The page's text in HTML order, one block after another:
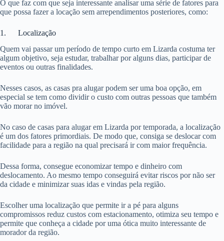
O que faz com que seja interessante analisar uma série de fatores para
que possa fazer a locação sem arrependimentos posteriores, como:
1. Localização
Quem vai passar um período de tempo curto em Lizarda costuma ter
algum objetivo, seja estudar, trabalhar por alguns dias, participar de
eventos ou outras finalidades.
Nesses casos, as casas pra alugar podem ser uma boa opção, em
especial se tem como dividir o custo com outras pessoas que também
vão morar no imóvel.
No caso de casas para alugar em Lizarda por temporada, a localização
é um dos fatores primordiais. De modo que, consiga se deslocar com
facilidade para a região na qual precisará ir com maior frequência.
Dessa forma, consegue economizar tempo e dinheiro com
deslocamento. Ao mesmo tempo conseguirá evitar riscos por não ser
da cidade e minimizar suas idas e vindas pela região.
Escolher uma localização que permite ir a pé para alguns
compromissos reduz custos com estacionamento, otimiza seu tempo e
permite que conheça a cidade por uma ótica muito interessante de
morador da região.